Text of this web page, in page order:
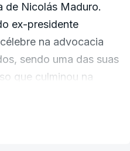
de Nicolás Maduro.
ex-presidente
na advocacia
sendo uma das suas
que culminou na